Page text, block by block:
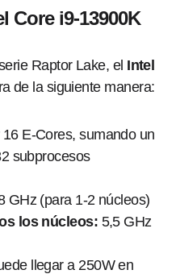
Core i9-13900K
Raptor Lake, el Intel
de la siguiente manera:
E-Cores, sumando un
subprocesos
GHz (para 1-2 núcleos)
los núcleos: 5,5 GHz
llegar a 250W en